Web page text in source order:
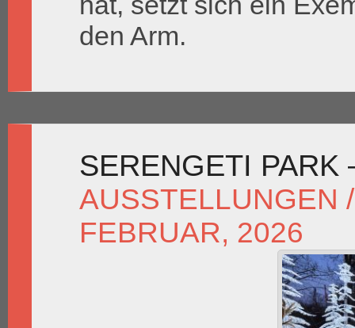
den Arm.
SERENGETI PARK
AUSSTELLUNGEN
FEBRUAR, 2026